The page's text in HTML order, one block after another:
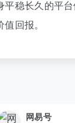
稳长久的平
回报。
网易号